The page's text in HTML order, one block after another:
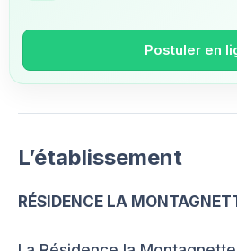
Postuler en
L’établissement
RÉSIDENCE LA